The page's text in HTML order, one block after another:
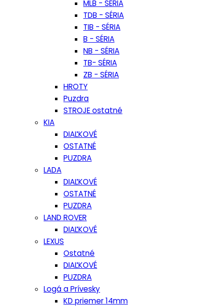
MLB - SÉRIA
TDB - SÉRIA
TIB - SÉRIA
B - SÉRIA
NB - SÉRIA
TB- SÉRIA
ZB - SÉRIA
HROTY
Puzdra
STROJE ostatné
KIA
DIAĽKOVÉ
OSTATNÉ
PUZDRA
LADA
DIAĽKOVÉ
OSTATNÉ
PUZDRA
LAND ROVER
DIAĽKOVÉ
LEXUS
Ostatné
DIAĽKOVÉ
PUZDRA
Logá a Prívesky
KD priemer 14mm